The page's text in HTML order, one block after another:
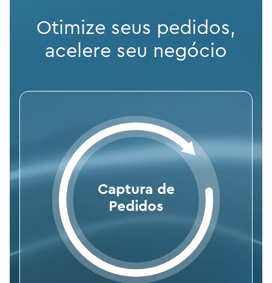
Otimize seus pedidos,
acelere seu negócio
Captura de
Pedidos